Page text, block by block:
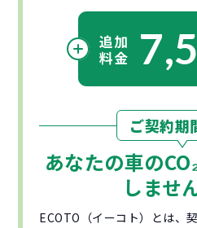
ご契約期
あなたの車の
しませ
ECOTO（イーコト）とは、